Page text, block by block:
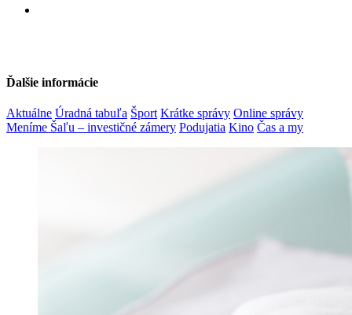
Ďalšie informácie
Aktuálne Úradná tabuľa Šport Krátke správy Online správy
Meníme Šaľu – investičné zámery Podujatia Kino Čas a my